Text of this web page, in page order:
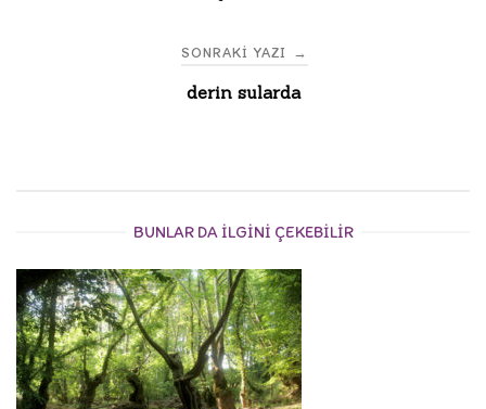
SONRAKI YAZI →
derin sularda
BUNLAR DA ILGINI ÇEKEBILIR